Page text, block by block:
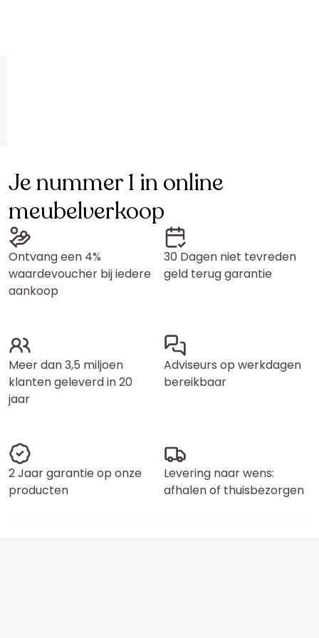
Je nummer 1 in online
meubelverkoop
Ontvang een 4%
waardevoucher bij iedere
aankoop
30 Dagen niet tevreden
geld terug garantie
Meer dan 3,5 miljoen
klanten geleverd in 20
jaar
Adviseurs op werkdagen
bereikbaar
2 Jaar garantie op onze
producten
Levering naar wens:
afhalen of thuisbezorgen